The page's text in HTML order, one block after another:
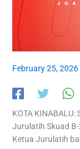
February 25, 2026
KOTA
Jurulatih Skuad
Ketua Jurulatih